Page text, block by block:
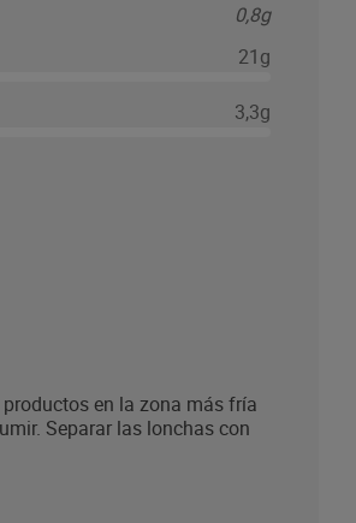
0,8g
21g
3,3g
en la zona más fría
Separar las lonchas con